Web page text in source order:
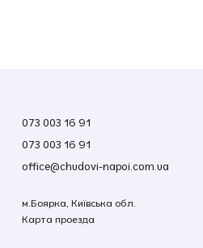
073 003 16 91
073 003 16 91
office@chudovi-napoi.com.ua
м.Боярка, Київська обл.
Карта проезда